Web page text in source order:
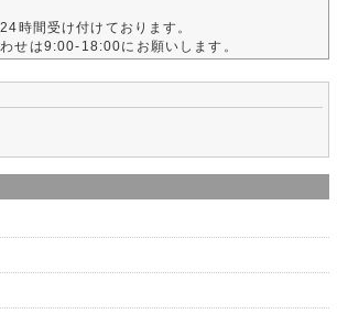
時間受け付けております。
せは9:00-18:00にお願いします。